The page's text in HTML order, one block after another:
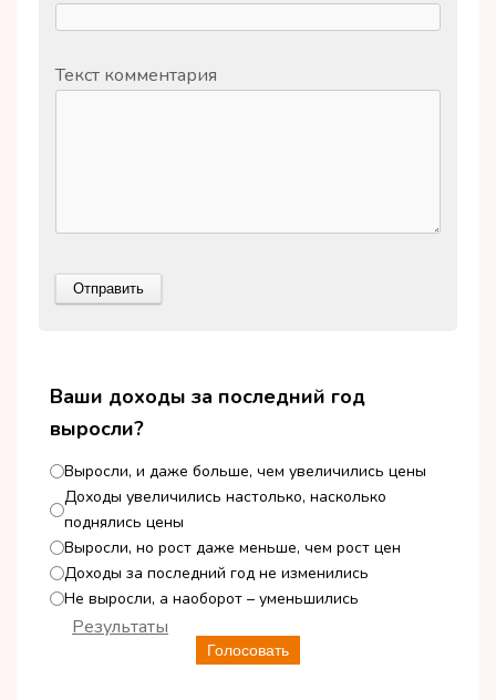
Текст комментария
Ваши доходы за последний год
выросли?
Выросли, и даже больше, чем увеличились цены
Доходы увеличились настолько, насколько
поднялись цены
Выросли, но рост даже меньше, чем рост цен
Доходы за последний год не изменились
Не выросли, а наоборот – уменьшились
Голосовать
Результаты